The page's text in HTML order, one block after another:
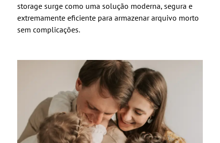
storage surge como uma solução moderna, segura e
extremamente eficiente para armazenar arquivo morto
sem complicações.